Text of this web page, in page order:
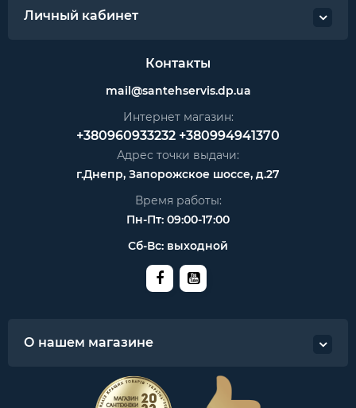
Личный кабинет
Контакты
mail@santehservis.dp.ua
Интернет магазин:
+380960933232 +380994941370
Адрес точки выдачи:
г.Днепр, Запорожское шоссе, д.27
Время работы:
Пн-Пт: 09:00-17:00
Сб-Вс: выходной
О нашем магазине